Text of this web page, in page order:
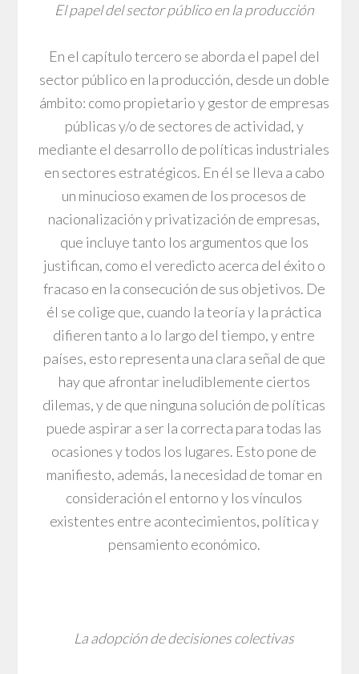
El papel del sector público en la producción
En el capítulo tercero se aborda el papel del
sector público en la producción, desde un doble
ámbito: como propietario y gestor de empresas
públicas y/o de sectores de actividad, y
mediante el desarrollo de políticas industriales
en sectores estratégicos. En él se lleva a cabo
un minucioso examen de los procesos de
nacionalización y privatización de empresas,
que incluye tanto los argumentos que los
justifican, como el veredicto acerca del éxito o
fracaso en la consecución de sus objetivos. De
él se colige que, cuando la teoría y la práctica
difieren tanto a lo largo del tiempo, y entre
países, esto representa una clara señal de que
hay que afrontar ineludiblemente ciertos
dilemas, y de que ninguna solución de políticas
puede aspirar a ser la correcta para todas las
ocasiones y todos los lugares. Esto pone de
manifiesto, además, la necesidad de tomar en
consideración el entorno y los vínculos
existentes entre acontecimientos, política y
pensamiento económico.
La adopción de decisiones colectivas